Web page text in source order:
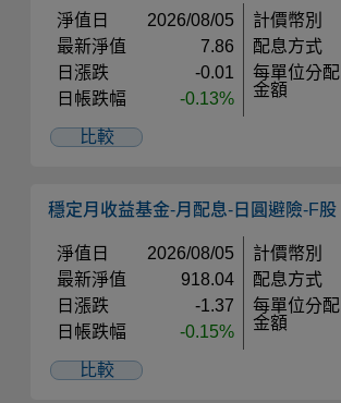
淨值日
2026/08/05
最新淨值
7.86
日漲跌
-0.01
日帳跌幅
-0.13%
計價幣別
配息方式
每單位分配
金額
比較
穩定月收益基金-月配息-日圓避險-F股
淨值日
2026/08/05
最新淨值
918.04
日漲跌
-1.37
日帳跌幅
-0.15%
計價幣別
配息方式
每單位分配
金額
比較